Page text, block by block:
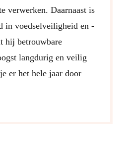
verwerken. Daarnaast is
in voedselveiligheid en -
hij betrouwbare
langdurig en veilig
er het hele jaar door